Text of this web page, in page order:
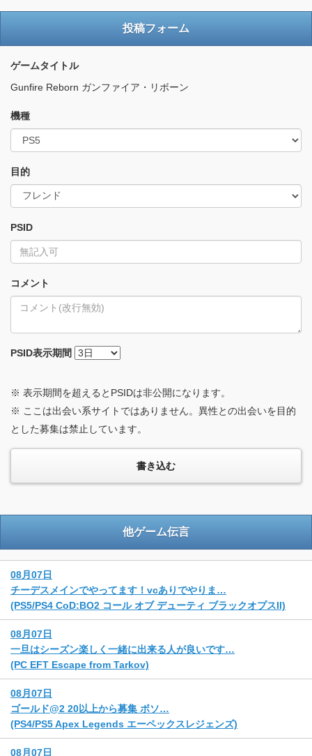
投稿フォーム
ゲームタイトル
Gunfire Reborn ガンファイア・リボーン
機種
目的
PSID
コメント
PSID表示期間
※ 表示期間を超えるとPSIDは非公開になります。
※ ここは出会い系サイトではありません。異性との出会いを目的
とした募集は禁止しています。
他ゲーム伝言
08月07日
チーデスメインでやってます！vcありでやりま…
(PS5/PS4 CoD:BO2 コール オブ デューティ ブラックオプスII)
08月07日
一旦はシーズン楽しく一緒に出来る人が良いです…
(PC EFT Escape from Tarkov)
08月07日
ゴールド@2 20以上から募集 ボソ…
(PS4/PS5 Apex Legends エーペックスレジェンズ)
08月07日